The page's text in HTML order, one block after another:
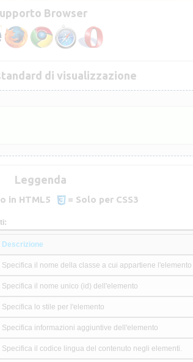
Browser
di visualizzazione
Leggenda
in HTML5
= Solo per CSS3
Descrizione
Specifica il nome della classe a cui appartiene l'elemento
Specifica il nome unico (id) dell'elemento
Specifica lo stile per l'elemento
Specifica informazioni aggiuntive dell'elemento
Specifica il codice lingua del contenuto negli elementi.